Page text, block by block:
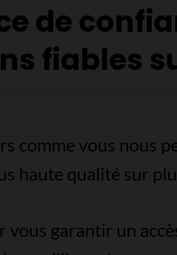
de
fiables
comme vous nous
haute qualité sur
vous garantir un